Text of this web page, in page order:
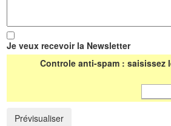
Je veux recevoir la Newsletter
Controle anti-spam :